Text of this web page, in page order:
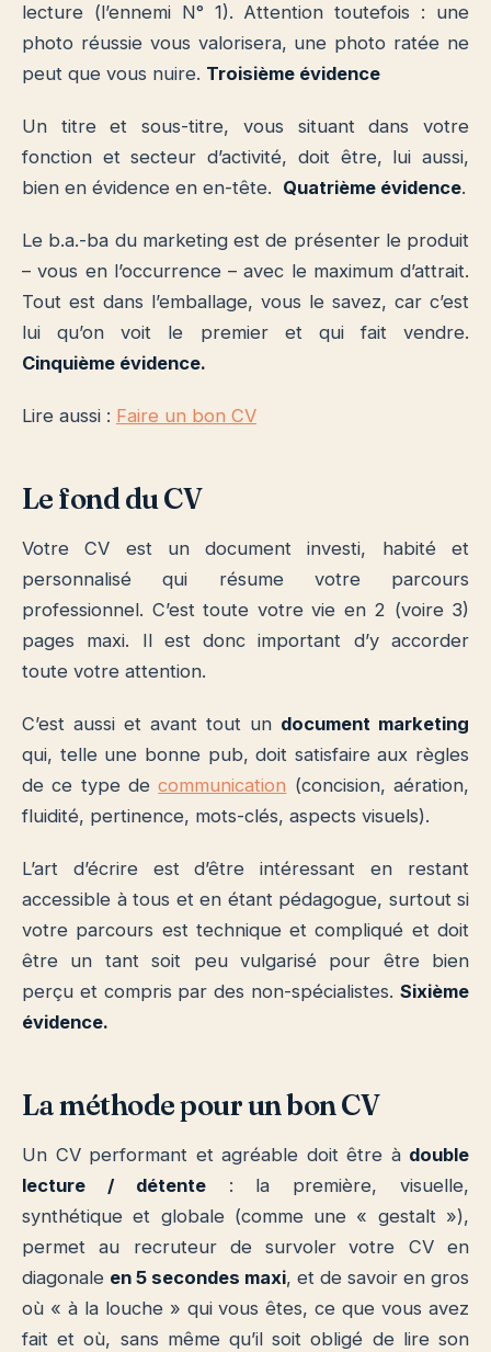
lecture (l’ennemi N° 1). Attention toutefois : une
photo réussie vous valorisera, une photo ratée ne
peut que vous nuire. Troisième évidence
Un titre et sous-titre, vous situant dans votre
fonction et secteur d’activité, doit être, lui aussi,
bien en évidence en en-tête. Quatrième évidence.
Le b.a.-ba du marketing est de présenter le produit
– vous en l’occurrence – avec le maximum d’attrait.
Tout est dans l’emballage, vous le savez, car c’est
lui qu’on voit le premier et qui fait vendre.
Cinquième évidence.
Lire aussi : Faire un bon CV
Le fond du CV
Votre CV est un document investi, habité et
personnalisé qui résume votre parcours
professionnel. C’est toute votre vie en 2 (voire 3)
pages maxi. Il est donc important d’y accorder
toute votre attention.
C’est aussi et avant tout un document marketing
qui, telle une bonne pub, doit satisfaire aux règles
de ce type decommunication (concision, aération,
fluidité, pertinence, mots-clés, aspects visuels).
L’art d’écrire est d’être intéressant en restant
accessible à tous et en étant pédagogue, surtout si
votre parcours est technique et compliqué et doit
être un tant soit peu vulgarisé pour être bien
perçu et compris par des non-spécialistes. Sixième
évidence.
La méthode pour un bon CV
Un CV performant et agréable doit être à double
lecture / détente: la première, visuelle,
synthétique et globale (comme une « gestalt »),
permet au recruteur de survoler votre CV en
diagonale en 5 secondes maxi, et de savoir en gros
où « à la louche » qui vous êtes, ce que vous avez
fait et où, sans même qu’il soit obligé de lire son